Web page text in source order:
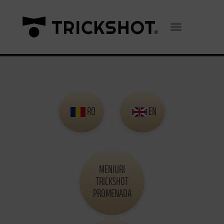
RO EN
MENIURI
TRICKSHOT
PROMENADA